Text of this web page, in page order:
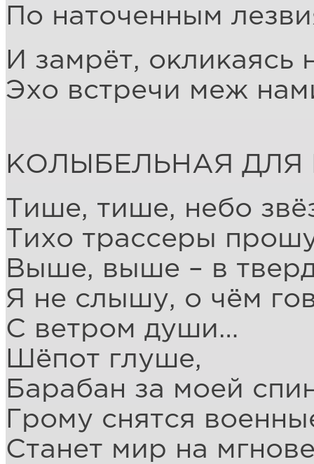
По наточенным
И замрёт, окликаясь
Эхо встречи меж
КОЛЫБЕЛЬНАЯ ДЛЯ
Тише, тише, небо
Тихо трассеры
Выше, выше – в
Я не слышу, о чём
С ветром души…
Шёпот глуше,
Барабан за моей
Грому снятся
Станет мир на